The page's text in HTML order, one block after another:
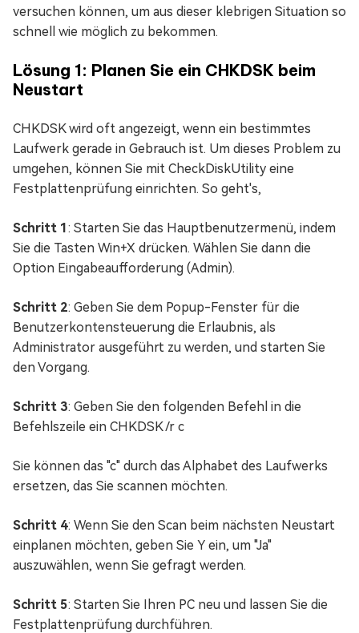
versuchen können, um aus dieser klebrigen Situation so
schnell wie möglich zu bekommen.
Lösung 1: Planen Sie ein CHKDSK beim
Neustart
CHKDSK wird oft angezeigt, wenn ein bestimmtes
Laufwerk gerade in Gebrauch ist. Um dieses Problem zu
umgehen, können Sie mit CheckDiskUtility eine
Festplattenprüfung einrichten. So geht's,
Schritt 1: Starten Sie das Hauptbenutzermenü, indem
Sie die Tasten Win+X drücken. Wählen Sie dann die
Option Eingabeaufforderung (Admin).
Schritt 2: Geben Sie dem Popup-Fenster für die
Benutzerkontensteuerung die Erlaubnis, als
Administrator ausgeführt zu werden, und starten Sie
den Vorgang.
Schritt 3: Geben Sie den folgenden Befehl in die
Befehlszeile ein CHKDSK /r c
Sie können das "c" durch das Alphabet des Laufwerks
ersetzen, das Sie scannen möchten.
Schritt 4: Wenn Sie den Scan beim nächsten Neustart
einplanen möchten, geben Sie Y ein, um "Ja"
auszuwählen, wenn Sie gefragt werden.
Schritt 5: Starten Sie Ihren PC neu und lassen Sie die
Festplattenprüfung durchführen.